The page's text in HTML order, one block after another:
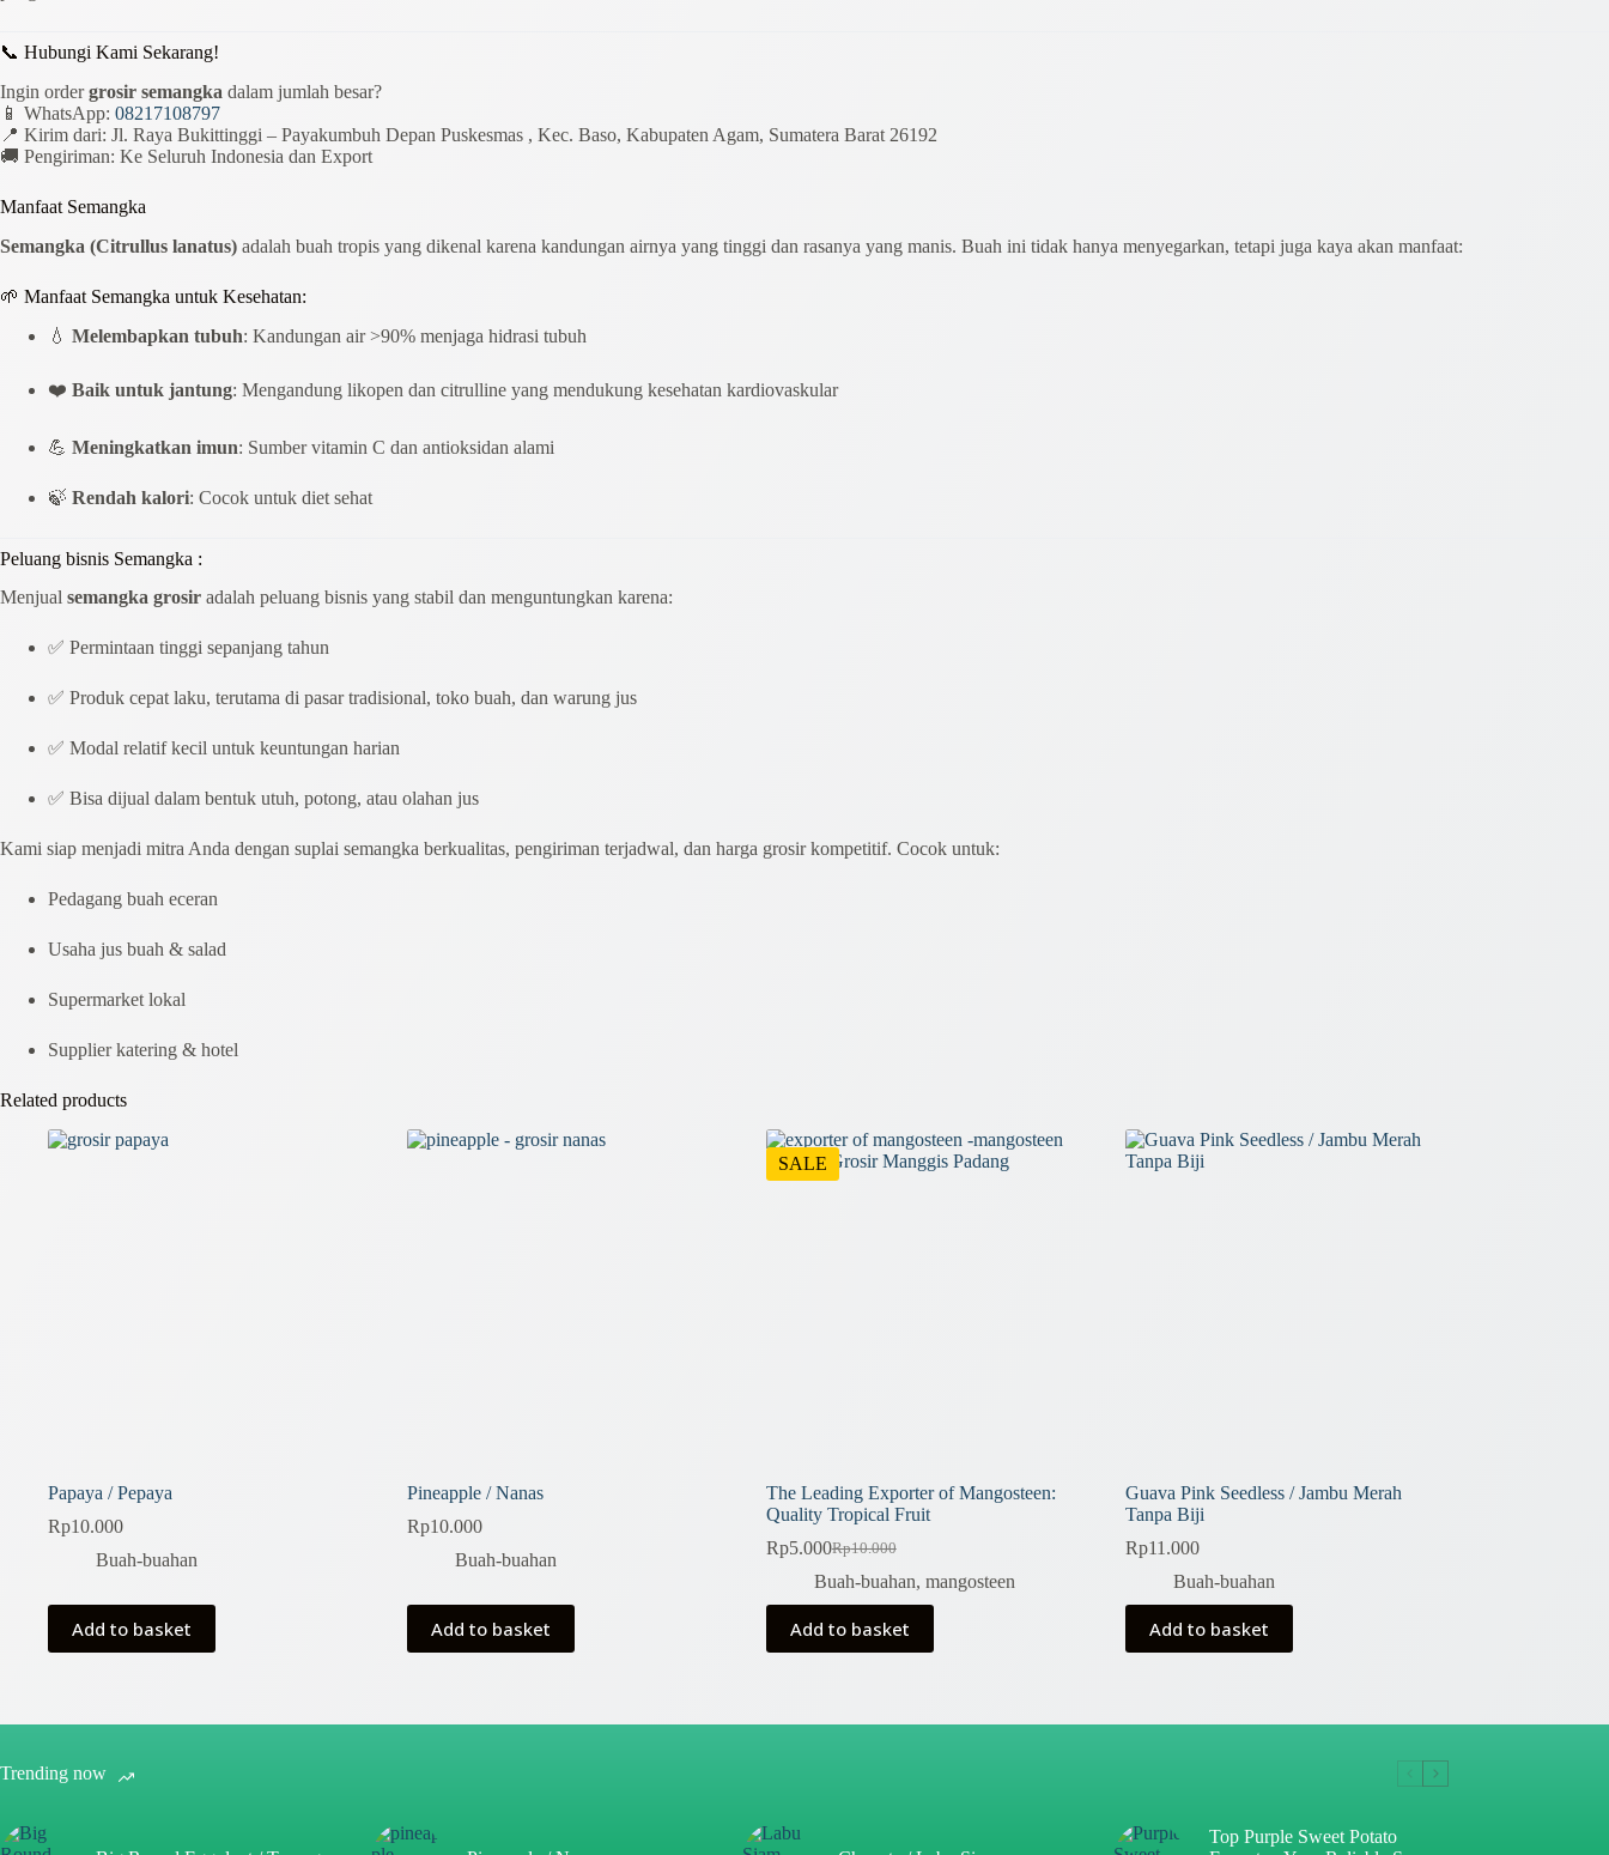
📞 Hubungi Kami Sekarang!
Ingin ordergrosir semangka dalam jumlah besar?
📱 WhatsApp: 08217108797
📍 Kirim dari: Jl. Raya Bukittinggi – Payakumbuh Depan Puskesmas , Kec. Baso, Kabupaten Agam, Sumatera Barat 26192
🚚 Pengiriman: Ke Seluruh Indonesia dan Export
Manfaat Semangka
Semangka (Citrullus lanatus) adalah buah tropis yang dikenal karena kandungan airnya yang tinggi dan rasanya yang manis. Buah ini tidak hanya menyegarkan, tetapi juga kaya akan manfaat:
🌱 Manfaat Semangka untuk Kesehatan:
💧 Melembapkan tubuh: Kandungan air >90% menjaga hidrasi tubuh
❤️ Baik untuk jantung: Mengandung likopen dan citrulline yang mendukung kesehatan kardiovaskular
💪 Meningkatkan imun: Sumber vitamin C dan antioksidan alami
🍃 Rendah kalori: Cocok untuk diet sehat
Peluang bisnis Semangka :
Menjual semangka grosir adalah peluang bisnis yang stabil dan menguntungkan karena:
✅ Permintaan tinggi sepanjang tahun
✅ Produk cepat laku, terutama di pasar tradisional, toko buah, dan warung jus
✅ Modal relatif kecil untuk keuntungan harian
✅ Bisa dijual dalam bentuk utuh, potong, atau olahan jus
Kami siap menjadi mitra Anda dengan suplai semangka berkualitas, pengiriman terjadwal, dan harga grosir kompetitif. Cocok untuk:
Pedagang buah eceran
Usaha jus buah & salad
Supermarket lokal
Supplier katering & hotel
Related products
Papaya / Pepaya
Rp10.000
Buah-buahan
Add to basket
Pineapple / Nanas
Rp10.000
Buah-buahan
Add to basket
SALE
The Leading Exporter of Mangosteen:
Quality Tropical Fruit
Rp10.000
Original
price
was:
Rp10.000.
Rp5.000Current
price
is:
Rp5.000.
Buah-buahan, mangosteen
Add to basket
Guava Pink Seedless / Jambu Merah
Tanpa Biji
Rp11.000
Buah-buahan
Add to basket
Trending now
Top Purple Sweet Potato